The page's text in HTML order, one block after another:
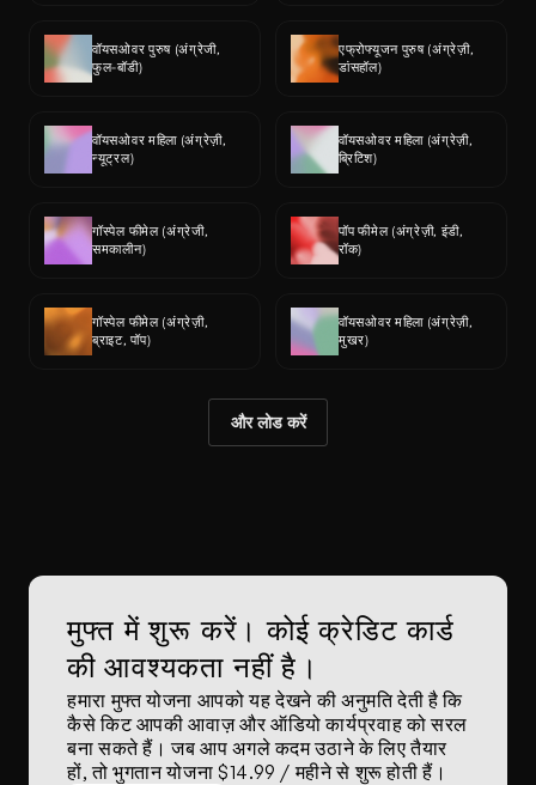
वॉयसओवर पुरुष (अंग्रेजी,
फुल-बॉडी)
एफ्रोफ्यूजन पुरुष (अंग्रेज़ी,
डांसहॉल)
वॉयसओवर महिला (अंग्रेज़ी,
न्यूट्रल)
वॉयसओवर महिला (अंग्रेज़ी,
ब्रिटिश)
गॉस्पेल फीमेल (अंग्रेजी,
समकालीन)
पॉप फीमेल (अंग्रेज़ी, इंडी,
रॉक)
गॉस्पेल फीमेल (अंग्रेज़ी,
ब्राइट, पॉप)
वॉयसओवर महिला (अंग्रेज़ी,
मुखर)
और लोड करें
मुफ्त में शुरू करें। कोई क्रेडिट कार्ड
की आवश्यकता नहीं है।
हमारा मुफ्त योजना आपको यह देखने की अनुमति देती है कि
कैसे किट आपकी आवाज़ और ऑडियो कार्यप्रवाह को सरल
बना सकते हैं। जब आप अगले कदम उठाने के लिए तैयार
हों, तो भुगतान योजना $14.99 / महीने से शुरू होती हैं।